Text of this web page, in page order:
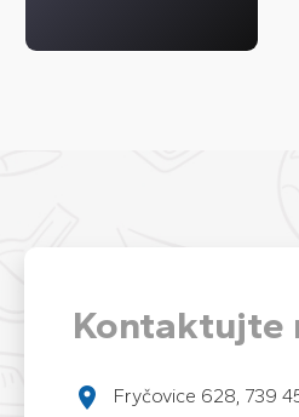
Kontaktujte
Fryčovice 628, 739